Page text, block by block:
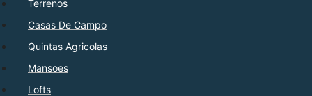
Terrenos
Casas De Campo
Quintas Agricolas
Mansoes
Lofts